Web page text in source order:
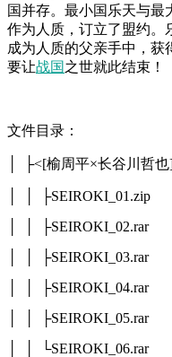
国并存。最小国乐天与最
作为人质，订立了盟约。
成为人质的父亲手中，获
要让战国之世就此结束！
文件目录：
│ ├<[榆周平×长谷川哲
│ │ ├SEIROKI_01.zip
│ │ ├SEIROKI_02.rar
│ │ ├SEIROKI_03.rar
│ │ ├SEIROKI_04.rar
│ │ ├SEIROKI_05.rar
│ │ └SEIROKI_06.rar